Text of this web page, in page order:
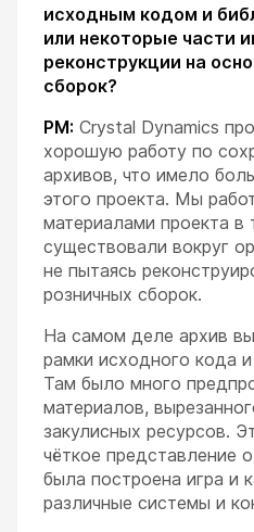
исходным кодом и
или некоторые части
реконструкции на
сборок?
РМ: Crystal Dynamics
хорошую работу по
архивов, что имело
этого проекта. Мы
материалами проекта
существовали вокруг
не пытаясь
розничных сборок.
На самом деле архив
рамки исходного кода
Там было много
материалов,
закулисных ресурсов.
чёткое представление
была построена игра и
различные системы и